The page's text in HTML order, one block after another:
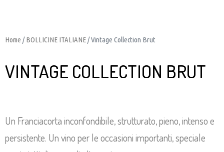
Home /BOLLICINE ITALIANE/ Vintage Collection Brut
VINTAGE COLLECTION BRUT
Un Franciacorta inconfondibile, strutturato, pieno, intenso e
persistente. Un vino per le occasioni importanti, speciale